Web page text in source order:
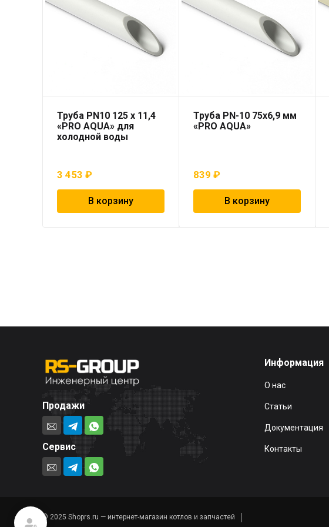
Труба PN10 125 x 11,4
«PRO AQUA» для
холодной воды
3 453 ₽
В корзину
Труба PN-10 75х6,9 мм
«PRO AQUA»
839₽
В корзину
Продажи
Сервис
Информация
О нас
Статьи
Документация
Контакты
© 2025 Shoprs.ru — интернет-магазин котлов и запчастей